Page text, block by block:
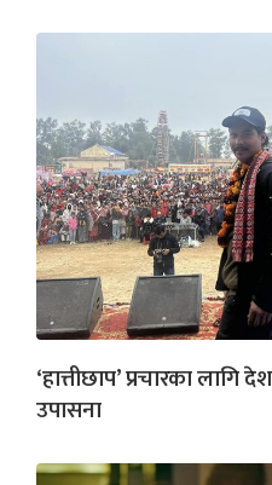
‘हात्तीछाप’ प्रचारका लागि
उपासना